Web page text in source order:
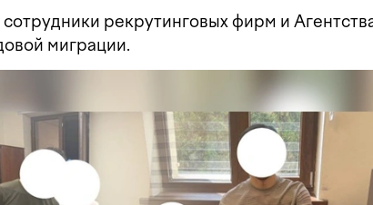
рекрутинговых фирм и
миграции.